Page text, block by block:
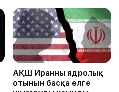
АҚШ Иранның ядролық
отынын басқа елге